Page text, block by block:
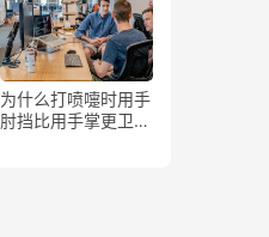
为什么打喷嚏时用手
肘挡比用手掌更卫